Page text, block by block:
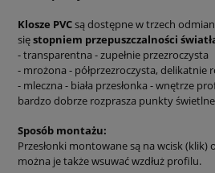
Klosze PVCsą dostępne w trzech
sięstopniem przepuszczalności
- transparentna - zupełnie przezroczysta
- mrożona - półprzezroczysta, delikatnie
- mleczna - biała przesłonka - wnętrze
bardzo dobrze rozprasza punkty
Sposób montażu:
Przesłonki montowane są na wcisk (klik)
można je także wsuwać wzdłuż profilu.